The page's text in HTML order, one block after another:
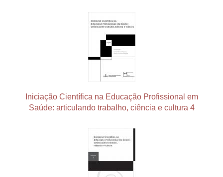
Iniciação Científica na Educação Profissional em
Saúde: articulando trabalho, ciência e cultura 4